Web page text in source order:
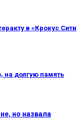
в «Крокус Сити
на долгую память
но назвала